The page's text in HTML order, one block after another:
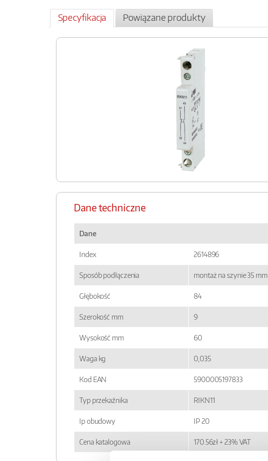
Specyfikacja Powiązane produkty
Dane techniczne
Dane
Index 2614896
Sposób podłączenia montaż na szynie 35 mm
Głębokość 84
Szerokość mm 9
Wysokość mm 60
Waga kg 0,035
Kod EAN 5900005197833
Typ przekaźnika RIKN11
Ip obudowy IP 20
Cena katalogowa 170.56zł + 23% VAT